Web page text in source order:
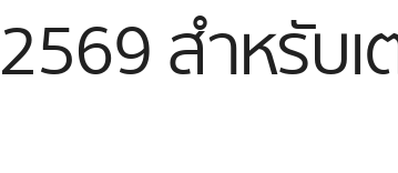
สำหรับ